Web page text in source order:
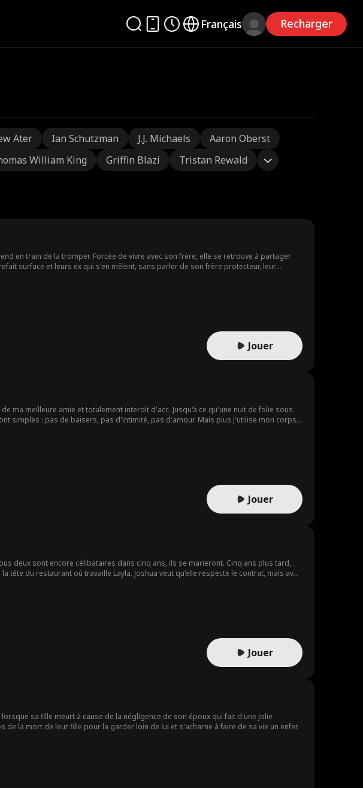
Français Recharger
Ater Ian Schutzman J.J. Michaels
Aaron Oberst
William King Griffin Blazi Tristan Rewald
en train de la tromper. Forcée de vivre avec son frère, elle se retrouve à partager
surface et leurs ex qui s'en mêlent, sans parler de son frère protecteur, leur
Jouer
ma meilleure amie et totalement interdit d'acc. Jusqu'à ce qu'une nuit de folie sous
simples : pas de baisers, pas d'intimité, pas d'amour. Mais plus j'utilise mon corps
Jouer
deux sont encore célibataires dans cinq ans, ils se marieront. Cinq ans plus tard,
du restaurant où travaille Layla. Joshua veut qu’elle respecte le contrat, mais avec
Jouer
sa fille meurt à cause de la négligence de son époux qui fait d'une jolie
la mort de leur fille pour la garder loin de lui et s'acharne à faire de sa vie un enfer.